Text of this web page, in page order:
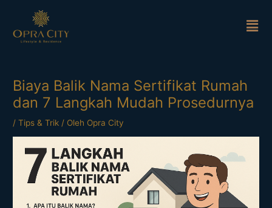
konten
Biaya Balik Nama Sertifikat Rumah
dan 7 Langkah Mudah Prosedurnya
/Tips & Trik / Oleh Opra City